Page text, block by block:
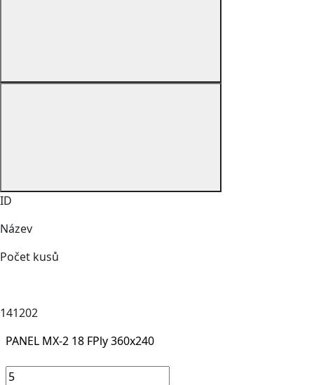
ID
Název
Počet kusů
141202
PANEL MX-2 18 FPly 360x240